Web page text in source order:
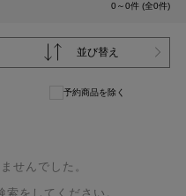
0～0件 (全0件)
並び替え
予約商品を除く
せんでした。
をしてください。